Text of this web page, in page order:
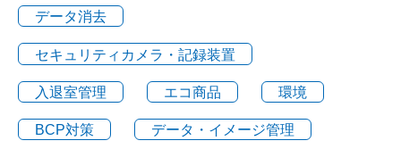
データ消去
セキュリティカメラ・記録装置
入退室管理 エコ商品 環境
BCP対策 データ・イメージ管理